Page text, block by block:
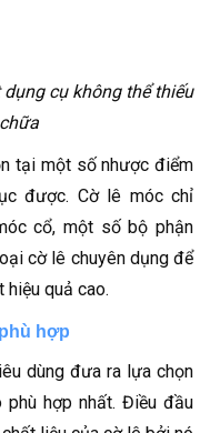
cụ không thể thiếu
tại một số nhược điểm
được. Cờ lê móc chỉ
cổ, một số bộ phận
cờ lê chuyên dụng để
quả cao.
hợp
dùng đưa ra lựa chọn
hợp nhất. Điều đầu